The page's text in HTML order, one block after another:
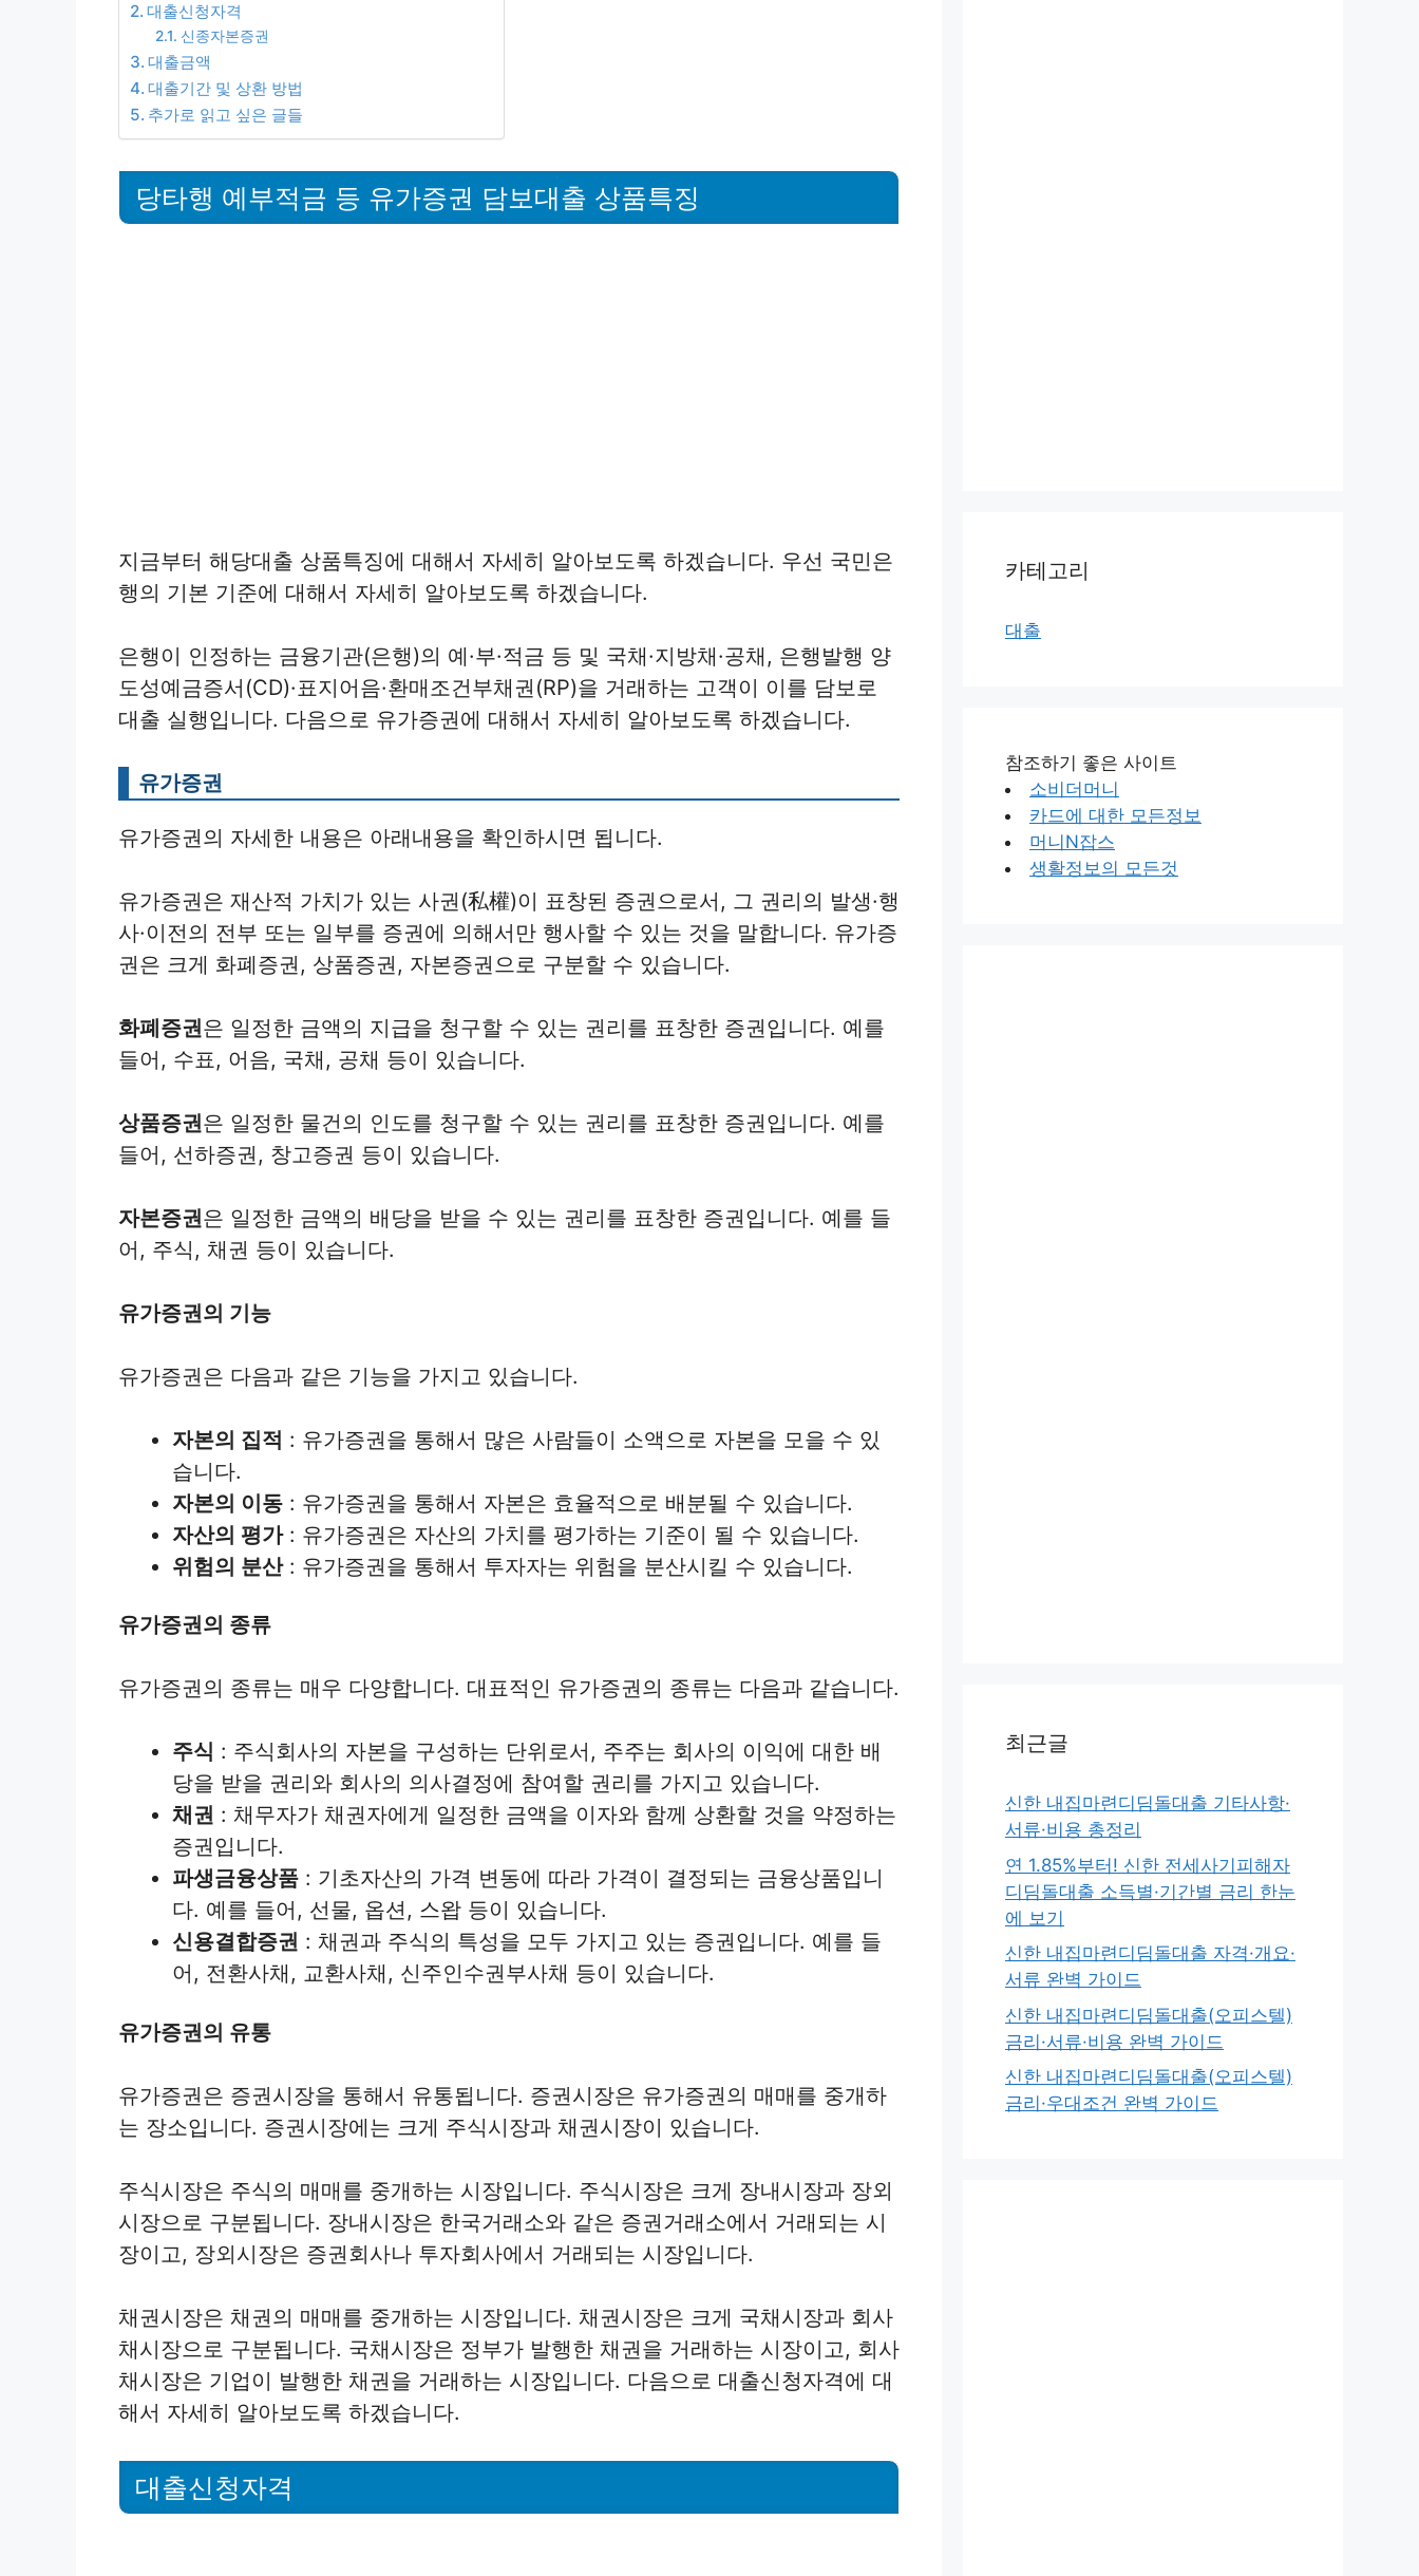
대출신청자격
신종자본증권
대출금액
대출기간 및 상환 방법
추가로 읽고 싶은 글들
당타행 예부적금 등 유가증권 담보대출 상품특징
지금부터 해당대출 상품특징에 대해서 자세히 알아보도록 하겠습니다. 우선 국민은
행의 기본 기준에 대해서 자세히 알아보도록 하겠습니다.
은행이 인정하는 금융기관(은행)의 예·부·적금 등 및 국채·지방채·공채, 은행발행 양
도성예금증서(CD)·표지어음·환매조건부채권(RP)을 거래하는 고객이 이를 담보로
대출 실행입니다. 다음으로 유가증권에 대해서 자세히 알아보도록 하겠습니다.
유가증권
유가증권의 자세한 내용은 아래내용을 확인하시면 됩니다.
유가증권은 재산적 가치가 있는 사권(私權)이 표창된 증권으로서, 그 권리의 발생·행
사·이전의 전부 또는 일부를 증권에 의해서만 행사할 수 있는 것을 말합니다. 유가증
권은 크게 화폐증권, 상품증권, 자본증권으로 구분할 수 있습니다.
화폐증권은 일정한 금액의 지급을 청구할 수 있는 권리를 표창한 증권입니다. 예를
들어, 수표, 어음, 국채, 공채 등이 있습니다.
상품증권은 일정한 물건의 인도를 청구할 수 있는 권리를 표창한 증권입니다. 예를
들어, 선하증권, 창고증권 등이 있습니다.
자본증권은 일정한 금액의 배당을 받을 수 있는 권리를 표창한 증권입니다. 예를 들
어, 주식, 채권 등이 있습니다.
유가증권의 기능
유가증권은 다음과 같은 기능을 가지고 있습니다.
자본의 집적 : 유가증권을 통해서 많은 사람들이 소액으로 자본을 모을 수 있
습니다.
자본의 이동 : 유가증권을 통해서 자본은 효율적으로 배분될 수 있습니다.
자산의 평가: 유가증권은 자산의 가치를 평가하는 기준이 될 수 있습니다.
위험의 분산: 유가증권을 통해서 투자자는 위험을 분산시킬 수 있습니다.
유가증권의 종류
유가증권의 종류는 매우 다양합니다. 대표적인 유가증권의 종류는 다음과 같습니다.
주식 : 주식회사의 자본을 구성하는 단위로서, 주주는 회사의 이익에 대한 배
당을 받을 권리와 회사의 의사결정에 참여할 권리를 가지고 있습니다.
채권 : 채무자가 채권자에게 일정한 금액을 이자와 함께 상환할 것을 약정하는
증권입니다.
파생금융상품 : 기초자산의 가격 변동에 따라 가격이 결정되는 금융상품입니
다. 예를 들어, 선물, 옵션, 스왑 등이 있습니다.
신용결합증권 : 채권과 주식의 특성을 모두 가지고 있는 증권입니다. 예를 들
어, 전환사채, 교환사채, 신주인수권부사채 등이 있습니다.
유가증권의 유통
유가증권은 증권시장을 통해서 유통됩니다. 증권시장은 유가증권의 매매를 중개하
는 장소입니다. 증권시장에는 크게 주식시장과 채권시장이 있습니다.
주식시장은 주식의 매매를 중개하는 시장입니다. 주식시장은 크게 장내시장과 장외
시장으로 구분됩니다. 장내시장은 한국거래소와 같은 증권거래소에서 거래되는 시
장이고, 장외시장은 증권회사나 투자회사에서 거래되는 시장입니다.
채권시장은 채권의 매매를 중개하는 시장입니다. 채권시장은 크게 국채시장과 회사
채시장으로 구분됩니다. 국채시장은 정부가 발행한 채권을 거래하는 시장이고, 회사
채시장은 기업이 발행한 채권을 거래하는 시장입니다. 다음으로 대출신청자격에 대
해서 자세히 알아보도록 하겠습니다.
대출신청자격
카테고리
대출
참조하기 좋은 사이트
소비더머니
카드에 대한 모든정보
머니N잡스
생활정보의 모든것
최근글
신한 내집마련디딤돌대출 기타사항·
서류·비용 총정리
연 1.85%부터! 신한 전세사기피해자
디딤돌대출 소득별·기간별 금리 한눈
에 보기
신한 내집마련디딤돌대출 자격·개요·
서류 완벽 가이드
신한 내집마련디딤돌대출(오피스텔)
금리·서류·비용 완벽 가이드
신한 내집마련디딤돌대출(오피스텔)
금리·우대조건 완벽 가이드